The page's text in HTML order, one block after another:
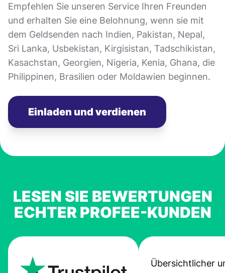
Empfehlen Sie unseren Service Ihren Freunden
und erhalten Sie eine Belohnung, wenn sie mit
dem Geldsenden nach Indien, Pakistan, Nepal,
Sri Lanka, Usbekistan, Kirgisistan, Tadschikistan,
Kasachstan, Georgien, Nigeria, Kenia, Ghana, die
Philippinen, Brasilien oder Moldawien beginnen.
Einladen und verdienen
LESEN SIE BEWERTUNGEN
ECHTER PROFEE-KUNDEN
Übersichtlicher